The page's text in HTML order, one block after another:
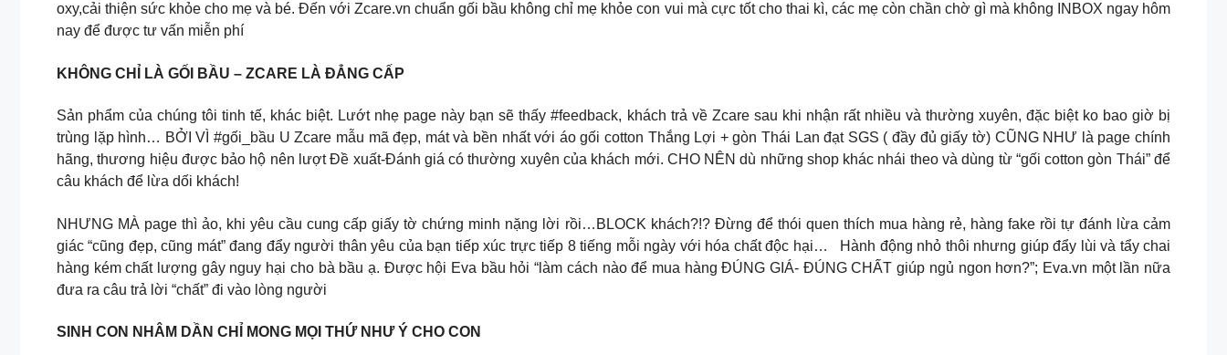
oxy,cải thiện sức khỏe cho mẹ và bé. Đến với Zcare.vn chuẩn gối bầu không chỉ mẹ khỏe con vui mà cực tốt cho thai kì, các mẹ còn chần chờ gì mà không INBOX ngay hôm
nay để được tư vấn miễn phí
KHÔNG CHỈ LÀ GỐI BẦU – ZCARE LÀ ĐẲNG CẤP
Sản phẩm của chúng tôi tinh tế, khác biệt. Lướt nhẹ page này bạn sẽ thấy #feedback, khách trả về Zcare sau khi nhận rất nhiều và thường xuyên, đặc biệt ko bao giờ bị
trùng lặp hình… BỞI VÌ #gối_bầu U Zcare mẫu mã đẹp, mát và bền nhất với áo gối cotton Thắng Lợi + gòn Thái Lan đạt SGS ( đầy đủ giấy tờ) CŨNG NHƯ là page chính
hãng, thương hiệu được bảo hộ nên lượt Đề xuất-Đánh giá có thường xuyên của khách mới. CHO NÊN dù những shop khác nhái theo và dùng từ “gối cotton gòn Thái” để
câu khách để lừa dối khách!
NHƯNG MÀ page thì ảo, khi yêu cầu cung cấp giấy tờ chứng minh nặng lời rồi…BLOCK khách?!? Đừng để thói quen thích mua hàng rẻ, hàng fake rồi tự đánh lừa cảm
giác “cũng đẹp, cũng mát” đang đẩy người thân yêu của bạn tiếp xúc trực tiếp 8 tiếng mỗi ngày với hóa chất độc hại… Hành động nhỏ thôi nhưng giúp đẩy lùi và tẩy chai
hàng kém chất lượng gây nguy hại cho bà bầu ạ. Được hội Eva bầu hỏi “làm cách nào để mua hàng ĐÚNG GIÁ- ĐÚNG CHẤT giúp ngủ ngon hơn?”; Eva.vn một lần nữa
đưa ra câu trả lời “chất” đi vào lòng người
SINH CON NHÂM DẦN CHỈ MONG MỌI THỨ NHƯ Ý CHO CON